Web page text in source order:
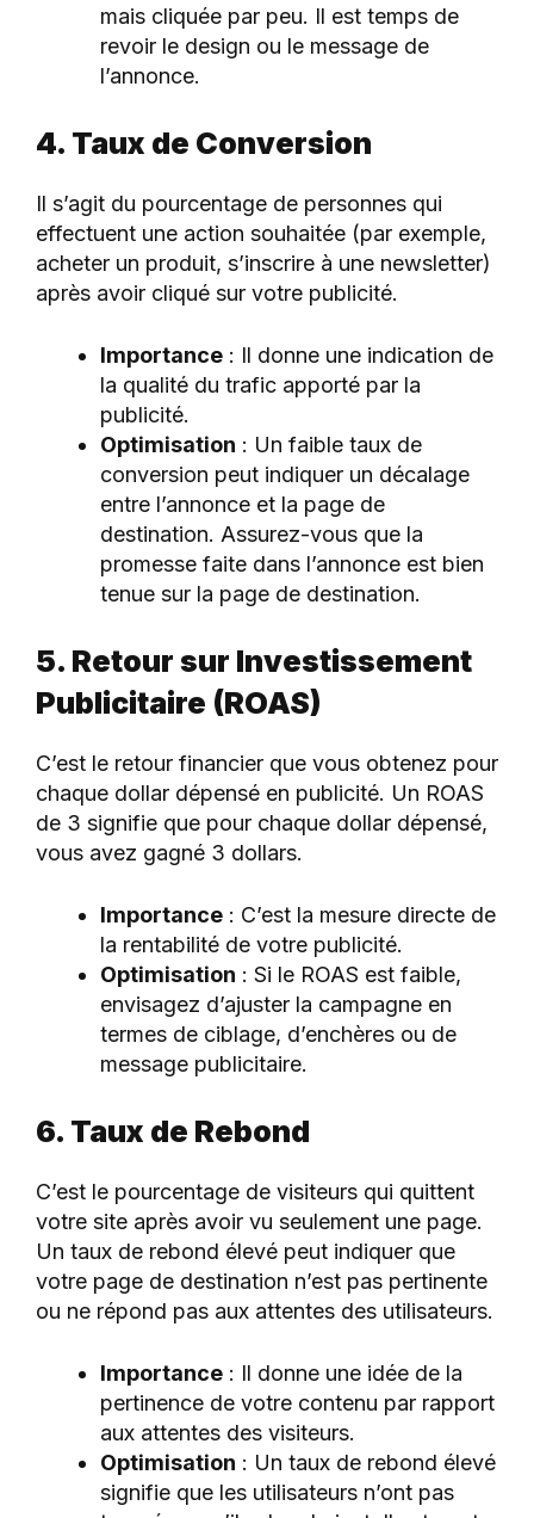
mais cliquée par peu. Il est temps de
revoir le design ou le message de
l’annonce.
4. Taux de Conversion
Il s’agit du pourcentage de personnes qui
effectuent une action souhaitée (par exemple,
acheter un produit, s’inscrire à une newsletter)
après avoir cliqué sur votre publicité.
Importance : Il donne une indication de
la qualité du trafic apporté par la
publicité.
Optimisation : Un faible taux de
conversion peut indiquer un décalage
entre l’annonce et la page de
destination. Assurez-vous que la
promesse faite dans l’annonce est bien
tenue sur la page de destination.
5. Retour sur Investissement
Publicitaire (ROAS)
C’est le retour financier que vous obtenez pour
chaque dollar dépensé en publicité. Un ROAS
de 3 signifie que pour chaque dollar dépensé,
vous avez gagné 3 dollars.
Importance : C’est la mesure directe de
la rentabilité de votre publicité.
Optimisation : Si le ROAS est faible,
envisagez d’ajuster la campagne en
termes de ciblage, d’enchères ou de
message publicitaire.
6. Taux de Rebond
C’est le pourcentage de visiteurs qui quittent
votre site après avoir vu seulement une page.
Un taux de rebond élevé peut indiquer que
votre page de destination n’est pas pertinente
ou ne répond pas aux attentes des utilisateurs.
Importance : Il donne une idée de la
pertinence de votre contenu par rapport
aux attentes des visiteurs.
Optimisation : Un taux de rebond élevé
signifie que les utilisateurs n’ont pas